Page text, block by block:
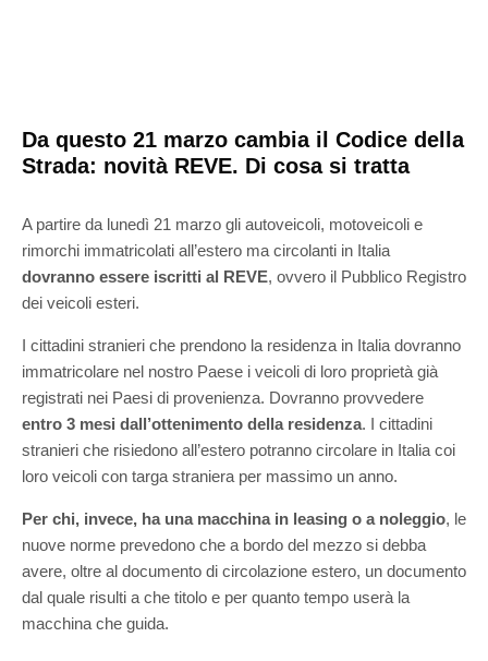
Da questo 21 marzo cambia il Codice della
Strada: novità REVE. Di cosa si tratta
A partire da lunedì 21 marzo gli autoveicoli, motoveicoli e
rimorchi immatricolati all’estero ma circolanti in Italia
dovranno essere iscritti al REVE, ovvero il Pubblico Registro
dei veicoli esteri.
I cittadini stranieri che prendono la residenza in Italia dovranno
immatricolare nel nostro Paese i veicoli di loro proprietà già
registrati nei Paesi di provenienza. Dovranno provvedere
entro 3 mesi dall’ottenimento della residenza. I cittadini
stranieri che risiedono all’estero potranno circolare in Italia coi
loro veicoli con targa straniera per massimo un anno.
Per chi, invece, ha una macchina in leasing o a noleggio, le
nuove norme prevedono che a bordo del mezzo si debba
avere, oltre al documento di circolazione estero, un documento
dal quale risulti a che titolo e per quanto tempo userà la
macchina che guida.